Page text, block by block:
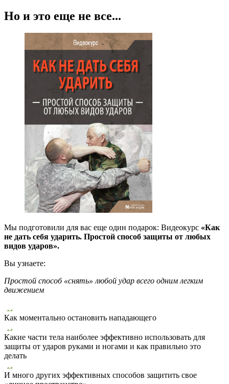
Но и это еще не все...
Мы подготовили для вас еще один подарок: Видеокурс «Как
не дать себя ударить. Простой способ защиты от любых
видов ударов».
Вы узнаете:
Простой способ «снять» любой удар всего одним легким
движением
Как моментально остановить нападающего
Какие части тела наиболее эффективно использовать для
защиты от ударов руками и ногами и как правильно это
делать
И много других эффективных способов защитить свое